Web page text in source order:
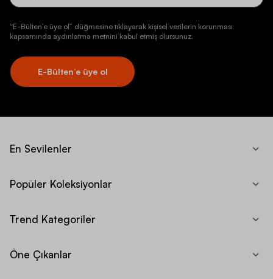
“E-Bülten’e üye ol” düğmesine tıklayarak kişisel verilerin korunması
kapsamında aydınlatma metnini kabul etmiş olursunuz.
E-Bülten’e üye ol
En Sevilenler
Popüler Koleksiyonlar
Trend Kategoriler
Öne Çıkanlar